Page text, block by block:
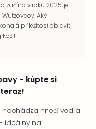
začína v roku 2025, je
Aký
príležitosť objaviť
- kúpte si
nachádza hneď vedľa
- ideálny na